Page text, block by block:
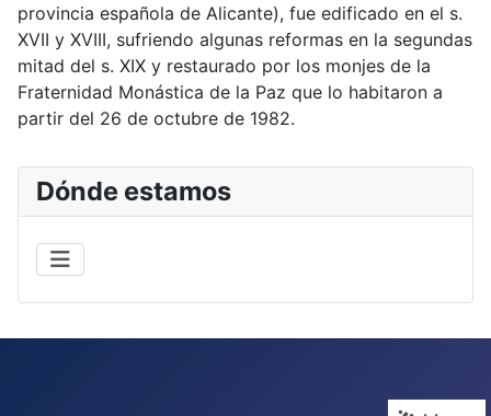
Dónde estamos
provincia española de Alicante), fue edificado en el s.
XVII y XVIII, sufriendo algunas reformas en la segundas
mitad del s. XIX y restaurado por los monjes de la
Fraternidad Monástica de la Paz que lo habitaron a
partir del 26 de octubre de 1982.